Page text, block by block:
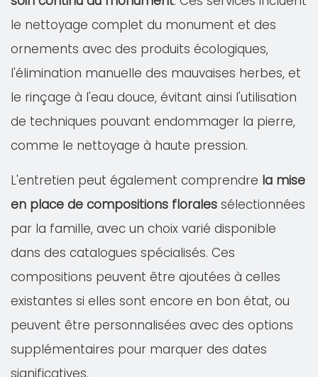
le nettoyage complet du monument et des
ornements avec des produits écologiques,
l'élimination manuelle des mauvaises herbes, et
le rinçage à l'eau douce, évitant ainsi l'utilisation
de techniques pouvant endommager la pierre,
comme le nettoyage à haute pression.
L'entretien peut également comprendre la mise
en place de compositions florales sélectionnées
par la famille, avec un choix varié disponible
dans des catalogues spécialisés. Ces
compositions peuvent être ajoutées à celles
existantes si elles sont encore en bon état, ou
peuvent être personnalisées avec des options
supplémentaires pour marquer des dates
significatives.